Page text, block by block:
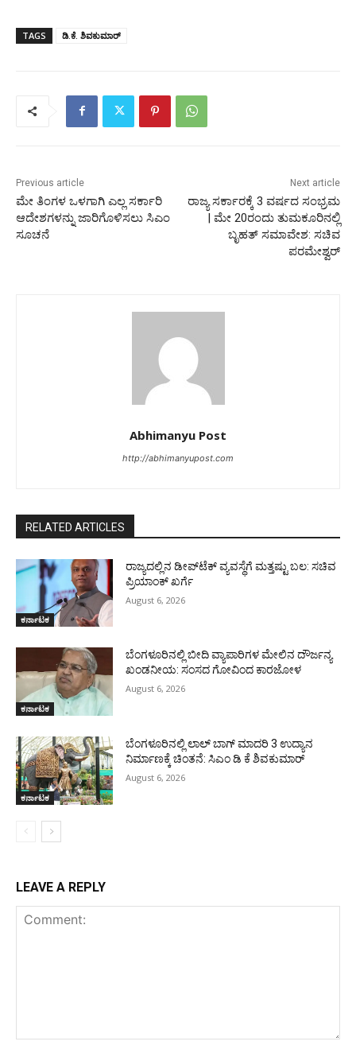
TAGS ಡಿ.ಕೆ. ಶಿವಕುಮಾರ್
Previous article
ಮೇ ತಿಂಗಳ ಒಳಗಾಗಿ ಎಲ್ಲ ಸರ್ಕಾರಿ
ಆದೇಶಗಳನ್ನು ಜಾರಿಗೊಳಿಸಲು ಸಿಎಂ
ಸೂಚನೆ
Next article
ರಾಜ್ಯ ಸರ್ಕಾರಕ್ಕೆ 3 ವರ್ಷದ ಸಂಭ್ರಮ
| ಮೇ 20ರಂದು ತುಮಕೂರಿನಲ್ಲಿ
ಬೃಹತ್ ಸಮಾವೇಶ: ಸಚಿವ
ಪರಮೇಶ್ವರ್
Abhimanyu Post
http://abhimanyupost.com
RELATED ARTICLES
ಕರ್ನಾಟಕ
ರಾಜ್ಯದಲ್ಲಿನ ಡೀಪ್‌ಟೆಕ್‌ ವ್ಯವಸ್ಥೆಗೆ ಮತ್ತಷ್ಟು ಬಲ: ಸಚಿವ
ಪ್ರಿಯಾಂಕ್ ಖರ್ಗೆ
August 6, 2026
ಕರ್ನಾಟಕ
ಬೆಂಗಳೂರಿನಲ್ಲಿ ಬೀದಿ ವ್ಯಾಪಾರಿಗಳ ಮೇಲಿನ ದೌರ್ಜನ್ಯ
ಖಂಡನೀಯ: ಸಂಸದ ಗೋವಿಂದ ಕಾರಜೋಳ
August 6, 2026
ಕರ್ನಾಟಕ
ಬೆಂಗಳೂರಿನಲ್ಲಿ ಲಾಲ್ ಬಾಗ್ ಮಾದರಿ 3 ಉದ್ಯಾನ
ನಿರ್ಮಾಣಕ್ಕೆ ಚಿಂತನೆ: ಸಿಎಂ ಡಿ ಕೆ ಶಿವಕುಮಾರ್
August 6, 2026
LEAVE A REPLY